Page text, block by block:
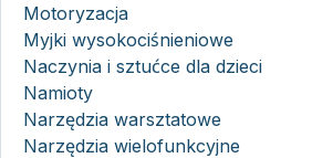
Motoryzacja
Myjki wysokociśnieniowe
Naczynia i sztućce dla dzieci
Namioty
Narzędzia warsztatowe
Narzędzia wielofunkcyjne